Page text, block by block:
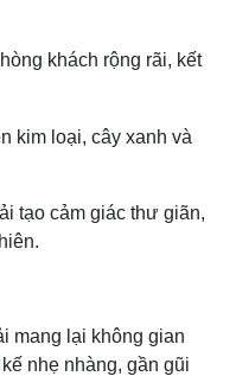
khách rộng rãi, kết
kim loại, cây xanh và
tạo cảm giác thư giãn,
mang lại không gian
nhẹ nhàng, gần gũi